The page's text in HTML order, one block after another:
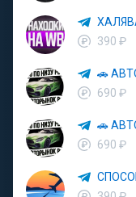
390 ₽
690 ₽
690 ₽